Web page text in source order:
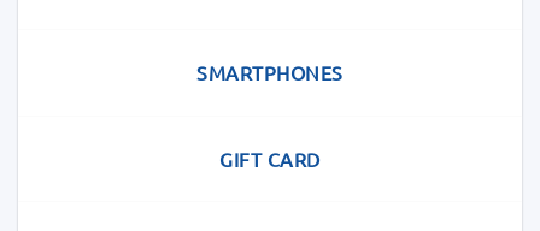
SMARTPHONES
GIFT CARD